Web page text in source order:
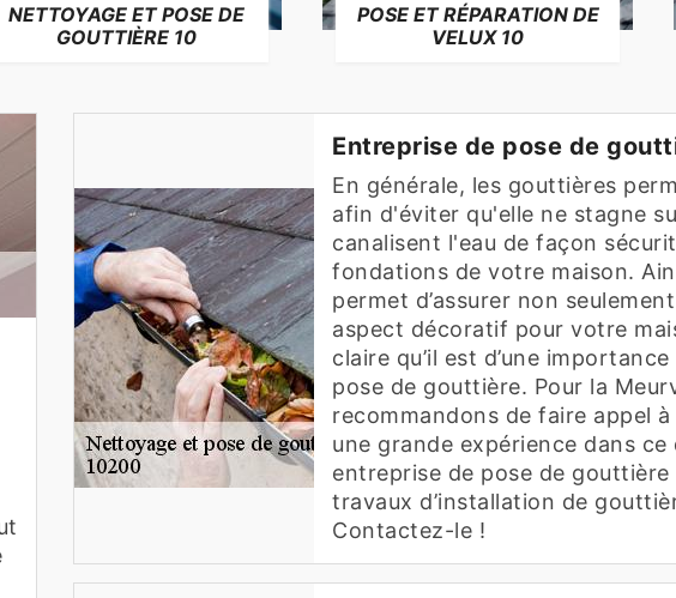
NETTOYAGE ET POSE DE
GOUTTIÈRE 10
POSE ET RÉPARATION DE
VELUX 10
Entreprise de pose de
En générale, les gouttières
afin d'éviter qu'elle ne stagne
canalisent l'eau de façon
fondations de votre maison.
permet d’assurer non
aspect décoratif pour votre
claire qu’il est d’une
pose de gouttière. Pour la
recommandons de faire appel
une grande expérience dans
entreprise de pose de
travaux d’installation de
Contactez-le !